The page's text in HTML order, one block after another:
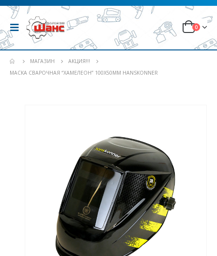
0
МАГАЗИН
АКЦИЯ!!!
МАСКА СВАРОЧНАЯ “ХАМЕЛЕОН” 100Х50ММ HANSKONNER